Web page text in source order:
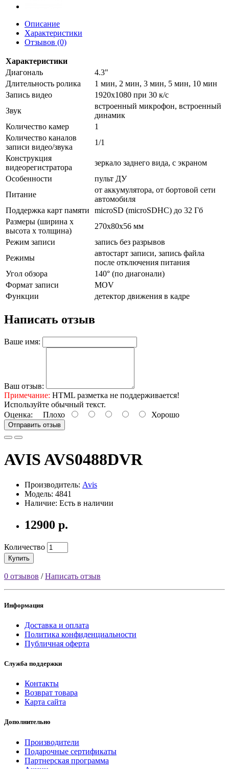
Описание
Характеристики
Отзывов (0)
Характеристики
Диагональ
4.3"
Длительность ролика
1 мин, 2 мин, 3 мин, 5 мин, 10 мин
Запись видео
1920x1080 при 30 к/с
Звук
встроенный микрофон, встроенный
динамик
Количество камер
1
Количество каналов
записи видео/звука
1/1
Конструкция
видеорегистратора
зеркало заднего вида, с экраном
Особенности
пульт ДУ
Питание
от аккумулятора, от бортовой сети
автомобиля
Поддержка карт памяти
microSD (microSDHC) до 32 Гб
Размеры (ширина x
высота x толщина)
270x80x56 мм
Режим записи
запись без разрывов
Режимы
автостарт записи, запись файла
после отключения питания
Угол обзора
140° (по диагонали)
Формат записи
MOV
Функции
детектор движения в кадре
Написать отзыв
Ваше имя:
Ваш отзыв:
Примечание: HTML разметка не поддерживается!
Используйте обычный текст.
Оценка: Плохо Хорошо
Отправить отзыв
AVIS AVS0488DVR
Производитель: Avis
Модель: 4841
Наличие: Есть в наличии
12900 р.
Количество
Купить
0 отзывов /Написать отзыв
Информация
Доставка и оплата
Политика конфиденциальности
Публичная оферта
Служба поддержки
Контакты
Возврат товара
Карта сайта
Дополнительно
Производители
Подарочные сертификаты
Партнерская программа